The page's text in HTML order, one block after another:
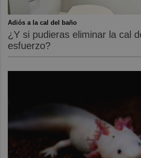
Adiós a la cal del baño
¿Y si pudieras eliminar la cal
esfuerzo?